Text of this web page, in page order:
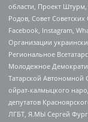
области, Проект
Родов, Совет
Facebook, Instagram,
Организации
Региональное
Молодежное
Татарской Автономной
ойрат-калмыцкого
депутатов
ЛГБТ, Я.МЫ Сергей